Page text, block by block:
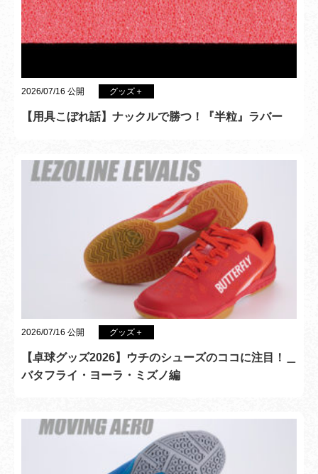
2026/07/16 公開 グッズ＋
【用具こぼれ話】ナックルで勝つ！『半粒』ラバー
2026/07/16 公開 グッズ＋
【卓球グッズ2026】ウチのシューズのココに注目！＿
バタフライ・ヨーラ・ミズノ編